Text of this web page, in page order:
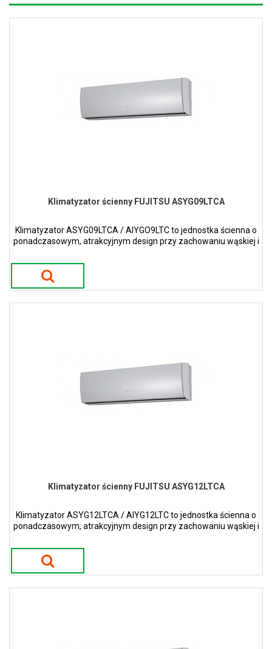
Klimatyzator ścienny FUJITSU ASYG09LTCA
Klimatyzator ASYG09LTCA / AIYGO9LTC to jednostka ścienna o
ponadczasowym, atrakcyjnym design przy zachowaniu wąskiej i
Klimatyzator ścienny FUJITSU ASYG12LTCA
Klimatyzator ASYG12LTCA / AIYG12LTC to jednostka ścienna o
ponadczasowym, atrakcyjnym design przy zachowaniu wąskiej i